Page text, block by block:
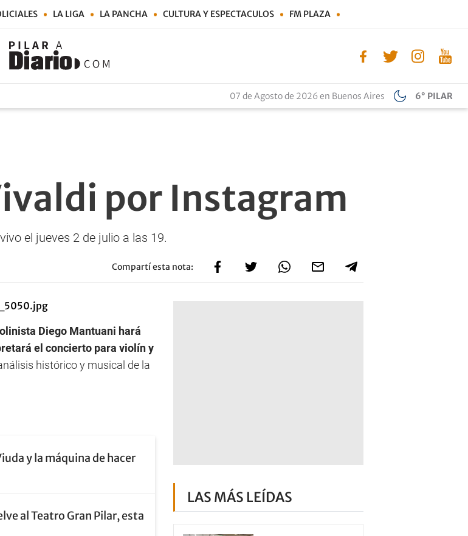
LA LIGA LA PANCHA CULTURA Y ESPECTACULOS FM PLAZA
07 de Agosto de 2026 en Buenos Aires 6° PILAR
por Instagram
el jueves 2 de julio a las 19.
Compartí esta nota:
Diego Mantuani hará
el concierto para violín y
histórico y musical de la
y la máquina de hacer
al Teatro Gran Pilar, esta
LAS MÁS LEÍDAS